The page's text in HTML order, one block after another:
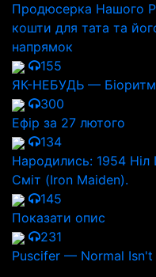
Продюсерка Нашого
кошти для тата та
напрямок
155
ЯК-НЕБУДЬ —
300
Ефір за 27 лютого
134
Народились: 1954
Сміт (Iron Maiden).
145
Показати опис
231
Puscifer — Normal Isn't